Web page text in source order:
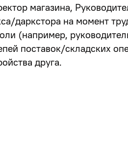
магазина,
даркстора на момент
(например,
поставок/складских
друга.